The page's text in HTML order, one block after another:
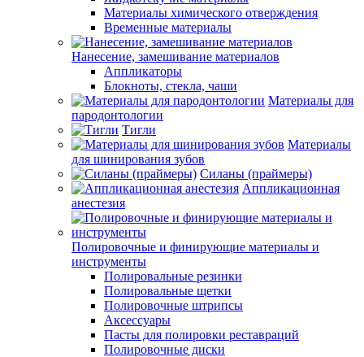
Материалы химического отверждения
Временные материалы
Нанесение, замешивание материалов
Аппликаторы
Блокноты, стекла, чаши
Материалы для
пародонтологии
Тигли
Материалы
для шинирования зубов
Силаны (праймеры)
Аппликационная
анестезия
Полировочные и финирующие материалы и
инструменты
Полировальные резинки
Полировальные щетки
Полировочные штрипсы
Аксессуары
Пасты для полировки реставраций
Полировочные диски